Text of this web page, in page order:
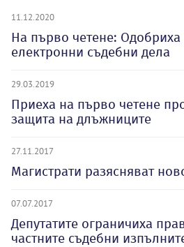
11.12.2020
На първо четене: Одобриха
електронни съдебни дела
29.03.2019
Приеха на първо четене
защита на длъжниците
27.11.2017
Магистрати разясняват
07.07.2017
Депутатите ограничиха
частните съдебни